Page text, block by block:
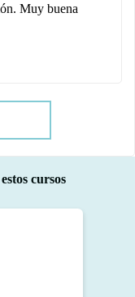
Muy buena
cursos